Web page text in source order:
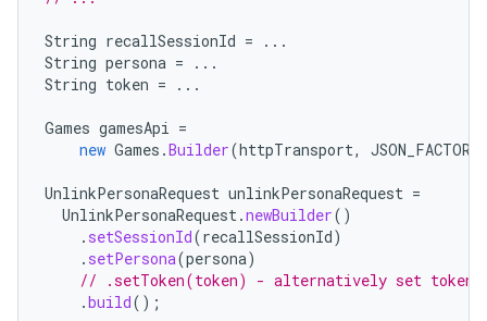
String recallSessionId =
...
String persona =
...
String token = ...
Games gamesApi =
new Games .Builder(httpTransport, JSON_FACTORY
UnlinkPersonaRequest unlinkPersonaRequest =
UnlinkPersonaRequest.newBuilder()
. setSessionId(recallSessionId)
. setPersona(persona)
// .setToken(token) - alternatively set token,
.build();